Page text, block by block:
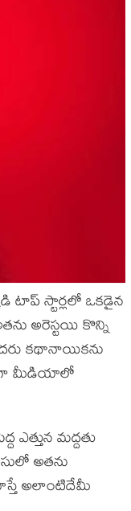
స్టార్ల‌లో ఒక‌డైన
అరెస్ట‌యి కొన్ని
క‌థానాయిక‌ను
మీడియాలో
ఎత్తున మ‌ద్ద‌తు
అత‌ను
అలాంటిదేమీ